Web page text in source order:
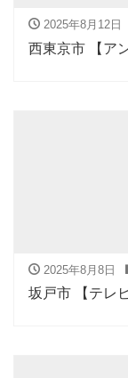
2025年8月12日
西東京市 【ア
2025年8月8日
坂戸市 【テレ